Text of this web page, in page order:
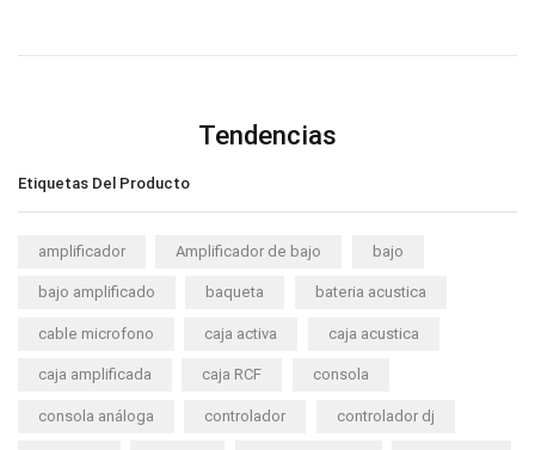
Tendencias
Etiquetas Del Producto
amplificador Amplificador de bajo bajo
bajo amplificado baqueta bateria acustica
cable microfono caja activa caja acustica
caja amplificada caja RCF consola
consola análoga controlador controlador dj